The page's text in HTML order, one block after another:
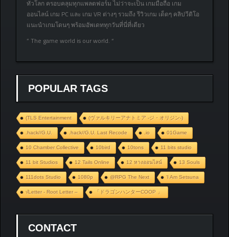
ทั่วโลก ครอบคลุมทุกแพลตฟอร์ม ไม่ว่าจะเป็น เกมมือถือ เกม
ออนไลน์ เกม PC และ เกม VR ต่างๆ รวมถึง รีวิวเกม เด็ดๆ คลิปวีดิโอ
แนะนำเกมโดนๆ พร้อมอัพเดททุกวันที่นี่ที่เดียว
” The game world is our world. “
POPULAR TAGS
(TLS Entertainment (ヴァルキリーアナトミア ‐ジ・オリジン‐)
.hack//G.U. .hack//G.U. Last Recode .io 01Game
10 Chamber Collective 10bird 10tons 11 bits studio
11 bit Studios 12 Tails Online 12 หางออนไลน์ 13 Souls
111dots Studio 1080p @RPG The Next ‘I Am Setsuna
√Letter - Root Letter – 「ドラゴンハンターCOOP 」
CONTACT